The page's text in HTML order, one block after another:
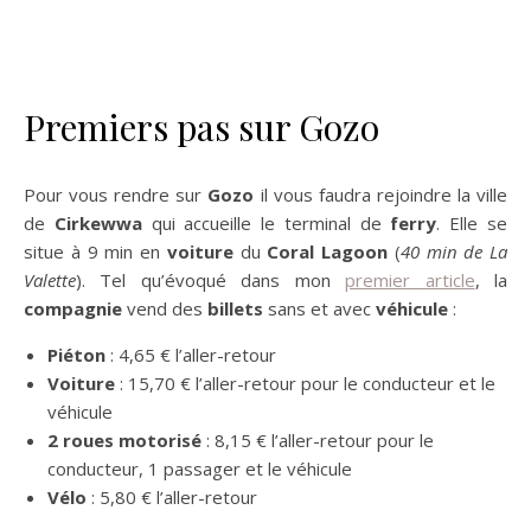
Premiers pas sur Gozo
Pour vous rendre sur Gozo il vous faudra rejoindre la ville
de Cirkewwaqui accueille le terminal de ferry. Elle se
situe à 9 min en voituredu Coral Lagoon (40 min de La
Valette). Tel qu’évoqué dans monpremier article, la
compagnie vend des billets sans et avec véhicule :
Piéton : 4,65 € l’aller-retour
Voiture : 15,70 € l’aller-retour pour le conducteur et le
véhicule
2 roues motorisé : 8,15 € l’aller-retour pour le
conducteur, 1 passager et le véhicule
Vélo : 5,80 € l’aller-retour